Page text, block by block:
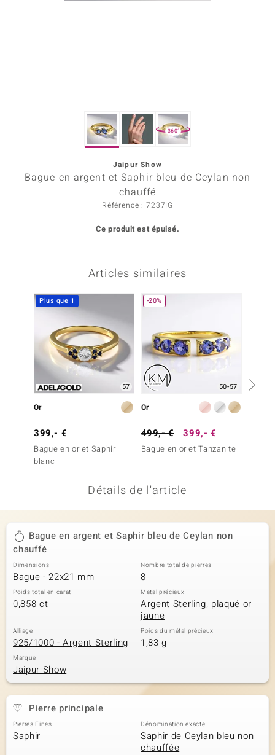
Collection
360°
Jaipur Show
Bague en argent et Saphir bleu de Ceylan non
chauffé
Référence : 7237IG
Ce produit est épuisé.
Articles similaires
Plus que 1
57
Or
399,- €
Bague en or et Saphir
blanc
-20%
50-57
Or
499,- € 399,- €
Bague en or et Tanzanite
Détails de l'article
Bague en argent et Saphir bleu de Ceylan non
chauffé
Dimensions
Bague - 22x21 mm
Nombre total de pierres
8
Poids total en carat
0,858 ct
Métal précieux
Argent Sterling, plaqué or
jaune
Alliage
925/1000 - Argent Sterling
Poids du métal précieux
1,83 g
Marque
Jaipur Show
Pierre principale
Pierres Fines
Saphir
Dénomination exacte
Saphir de Ceylan bleu non
chauffée